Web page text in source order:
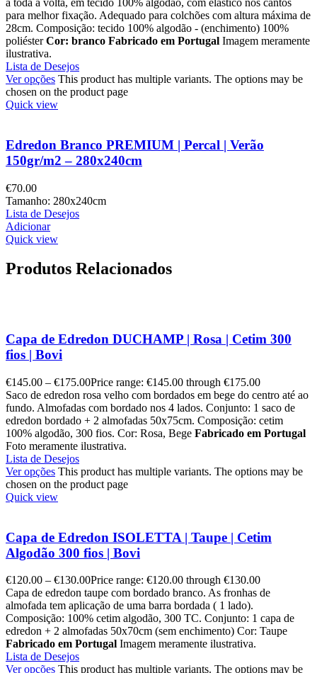
a toda a volta, em tecido 100% algodão, com elástico nos cantos
para melhor fixação. Adequado para colchões com altura máxima de
28cm. Composição: tecido 100% algodão - (enchimento) 100%
poliésterCor: branco Fabricado em Portugal Imagem meramente
ilustrativa.
Lista de Desejos
Ver opções This product has multiple variants. The options may be
chosen on the product page
Quick view
Edredon Branco PREMIUM | Percal | Verão
150gr/m2 – 280x240cm
€70.00
Tamanho: 280x240cm
Lista de Desejos
Adicionar
Quick view
Produtos Relacionados
Capa de Edredon DUCHAMP | Rosa | Cetim 300
fios | Bovi
€145.00 – €175.00Price range: €145.00 through €175.00
Saco de edredon rosa velho com bordados em bege do centro até ao
fundo. Almofadas com bordado nos 4 lados. Conjunto: 1 saco de
edredon bordado + 2 almofadas 50x75cm. Composição: cetim
100% algodão, 300 fios. Cor: Rosa, Bege Fabricado em Portugal
Foto meramente ilustrativa.
Lista de Desejos
Ver opções This product has multiple variants. The options may be
chosen on the product page
Quick view
Capa de Edredon ISOLETTA | Taupe | Cetim
Algodão 300 fios | Bovi
€120.00 – €130.00Price range: €120.00 through €130.00
Capa de edredon taupe com bordado branco. As fronhas de
almofada tem aplicação de uma barra bordada ( 1 lado).
Composição: 100% cetim algodão, 300 TC. Conjunto: 1 capa de
edredon + 2 almofadas 50x70cm (sem enchimento) Cor: Taupe
Fabricado em Portugal Imagem meramente ilustrativa.
Lista de Desejos
Ver opções This product has multiple variants. The options may be